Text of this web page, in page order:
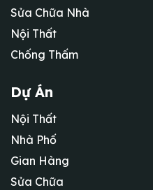
Sửa Chữa Nhà
Nội Thất
Chống Thấm
Dự Án
Nội Thất
Nhà Phố
Gian Hàng
Sửa Chữa